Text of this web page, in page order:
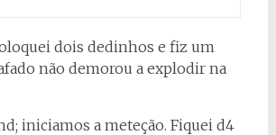
dois dedinhos e fiz um
não demorou a explodir na
iniciamos a meteção. Fiquei d4